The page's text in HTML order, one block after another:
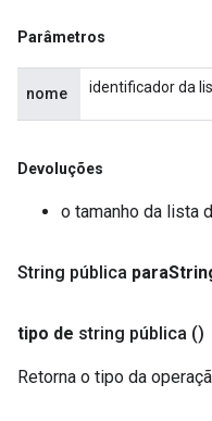
Parâmetros
nome identificador da
Devoluções
o tamanho da lista
String pública para
tipo de string pública ()
Retorna o tipo da